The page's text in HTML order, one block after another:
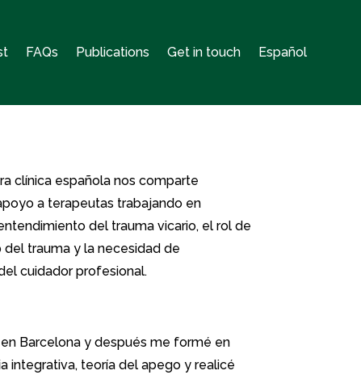
FAQs Publications Get in touch Español
clínica española nos comparte
a terapeutas trabajando en
del trauma vicario, el rol de
trauma y la necesidad de
cuidador profesional.
Barcelona y después me formé en
integrativa, teoría del apego y realicé